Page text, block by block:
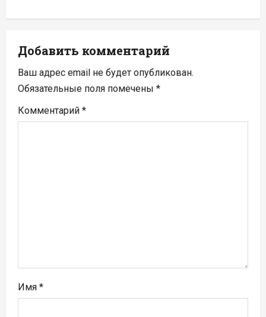
а
и
я
п
я
Добавить комментарий
Ваш адрес email не будет опубликован.
Обязательные поля помечены *
Комментарий *
Имя *